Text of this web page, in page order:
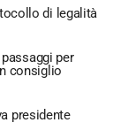
di legalità
per
consiglio
presidente